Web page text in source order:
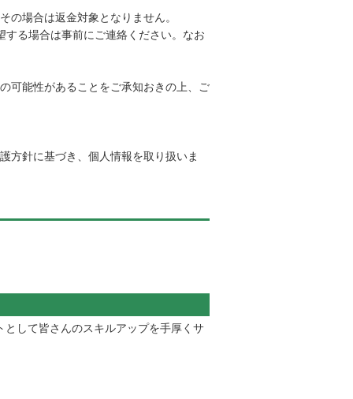
の場合は返金対象となりません。
する場合は事前にご連絡ください。なお
可能性があることをご承知おきの上、ご
方針に基づき、個人情報を取り扱いま
して皆さんのスキルアップを手厚くサ